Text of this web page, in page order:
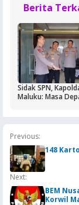
Berita
Sidak SPN,
Maluku: Masa
Previous:
148
Next:
BEM
Korwil